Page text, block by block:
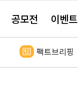
공모전 이벤트
팩트브리핑